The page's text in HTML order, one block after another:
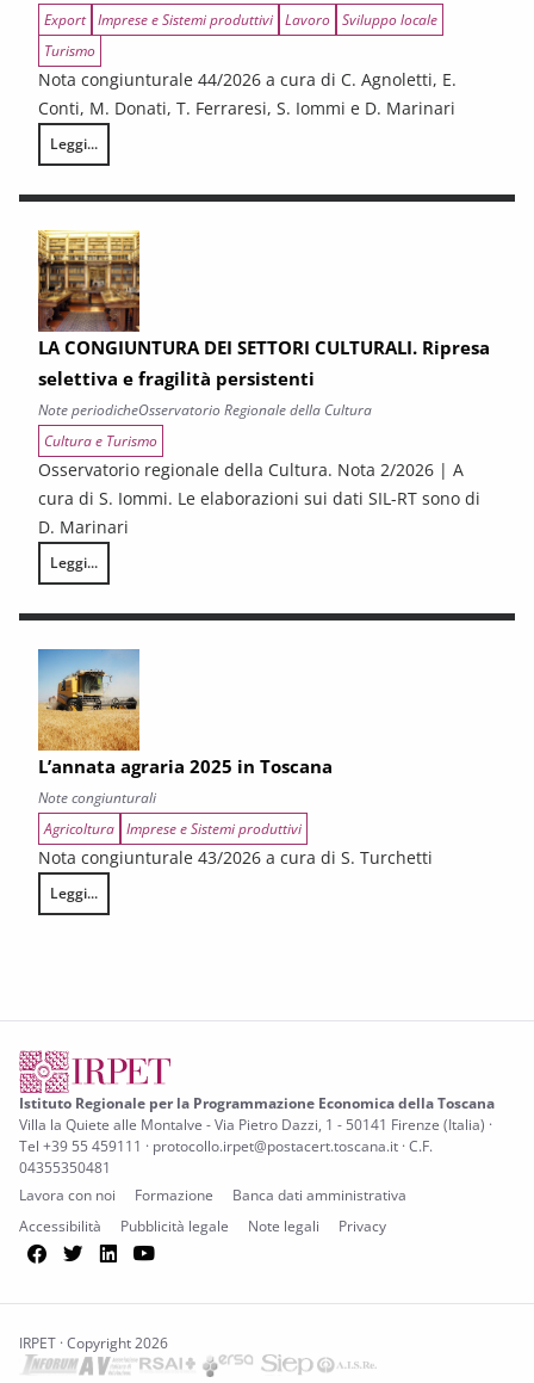
Export Imprese e Sistemi produttivi Lavoro Sviluppo locale
Turismo
Nota congiunturale 44/2026 a cura di C. Agnoletti, E.
Conti, M. Donati, T. Ferraresi, S. Iommi e D. Marinari
Leggi...
LA CONGIUNTURA NELLE PROVINCE TOSCANE
LA CONGIUNTURA DEI SETTORI CULTURALI. Ripresa
selettiva e fragilità persistenti
Note periodicheOsservatorio Regionale della Cultura
Cultura e Turismo
Osservatorio regionale della Cultura. Nota 2/2026 | A
cura di S. Iommi. Le elaborazioni sui dati SIL-RT sono di
D. Marinari
Leggi...
LA CONGIUNTURA DEI SETTORI CULTURALI. Ripresa selettiva e
L’annata agraria 2025 in Toscana
Note congiunturali
Agricoltura Imprese e Sistemi produttivi
Nota congiunturale 43/2026 a cura di S. Turchetti
Leggi...
L’annata agraria 2025 in Toscana
Istituto Regionale per la Programmazione Economica della Toscana
Villa la Quiete alle Montalve - Via Pietro Dazzi, 1 - 50141 Firenze (Italia) ·
Tel +39 55 459111 · protocollo.irpet@postacert.toscana.it · C.F.
04355350481
Lavora con noi
Formazione
Banca dati amministrativa
Accessibilità
Pubblicità legale Note legali Privacy
Facebook
TwitterLinkedIn
IRPET · Copyright 2026